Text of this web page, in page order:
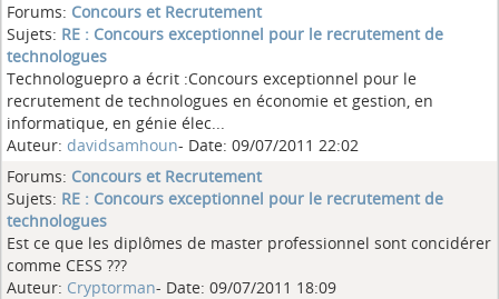
Forums: Concours et Recrutement
Sujets: RE : Concours exceptionnel pour le recrutement de
technologues
Technologuepro a écrit :Concours exceptionnel pour le
recrutement de technologues en économie et gestion, en
informatique, en génie élec...
Auteur: davidsamhoun- Date: 09/07/2011 22:02
Forums: Concours et Recrutement
Sujets: RE : Concours exceptionnel pour le recrutement de
technologues
Est ce que les diplômes de master professionnel sont concidérer
comme CESS ???
Auteur: Cryptorman- Date: 09/07/2011 18:09